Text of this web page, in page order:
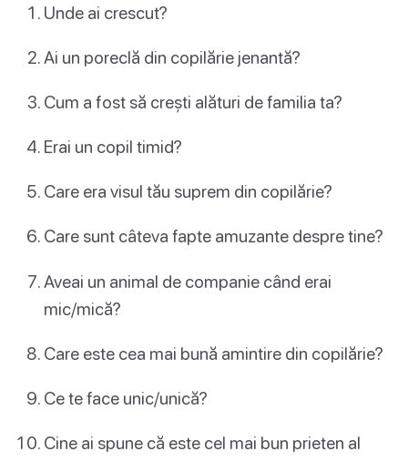
Unde ai crescut?
Ai un poreclă din copilărie jenantă?
Cum a fost să crești alături de familia ta?
Erai un copil timid?
Care era visul tău suprem din copilărie?
Care sunt câteva fapte amuzante despre tine?
Aveai un animal de companie când erai
mic/mică?
Care este cea mai bună amintire din copilărie?
Ce te face unic/unică?
Cine ai spune că este cel mai bun prieten al